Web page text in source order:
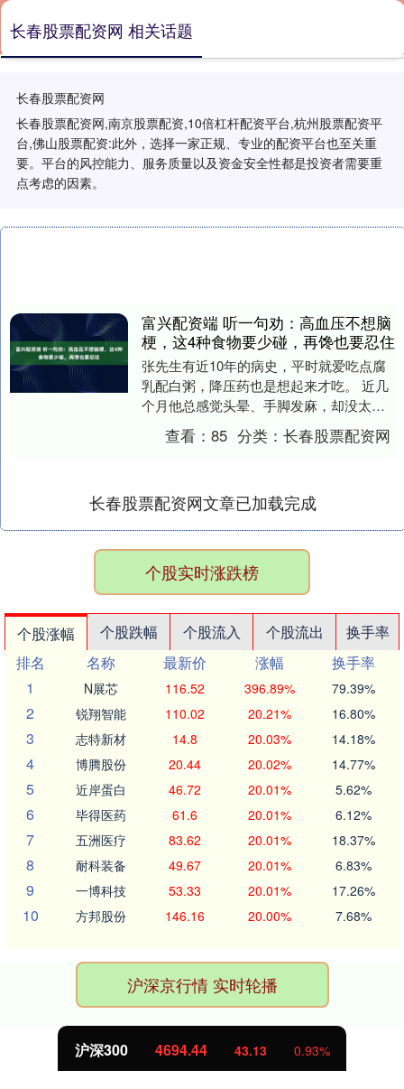
长春股票配资网
长春股票配资网,南京股票配资,10倍杠杆配资平台,杭州股票配资平
台,佛山股票配资:此外，选择一家正规、专业的配资平台也至关重
要。平台的风控能力、服务质量以及资金安全性都是投资者需要重
点考虑的因素。
长春股票配资网 相关话题
富兴配资端 听一句劝：高血压不想脑
梗，这4种食物要少碰，再馋也要忍住
张先生有近10年的病史，平时就爱吃点腐
乳配白粥，降压药也是想起来才吃。 近几
个月他总感觉头晕、手脚发麻，却没太在
意，直到一个下午，他突然在小区门口倒
地不起——突....
查看：85 分类：长春股票配资网
长春股票配资网文章已加载完成
个股实时涨跌榜
个股涨幅 个股跌幅 个股流入 个股流出
换手率
排名
名称 最新价 涨幅
换手率
1
N展芯 116.52 396.89% 79.39%
2 锐翔智能 110.02 20.21% 16.80%
3 志特新材 14.8 20.03% 14.18%
4 博腾股份 20.44 20.02% 14.77%
5 近岸蛋白 46.72 20.01% 5.62%
6 毕得医药 61.6 20.01% 6.12%
7 五洲医疗 83.62 20.01% 18.37%
8 耐科装备 49.67 20.01% 6.83%
9 一博科技 53.33 20.01% 17.26%
10 方邦股份 146.16 20.00% 7.68%
沪深京行情 实时轮播
沪深300 4694.44 43.13 0.93%